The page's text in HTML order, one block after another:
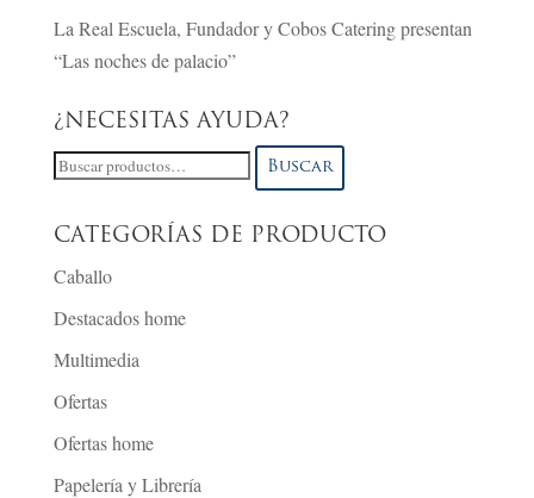
La Real Escuela, Fundador y Cobos Catering presentan
“Las noches de palacio”
¿NECESITAS AYUDA?
Buscar
Buscar
CATEGORÍAS DE PRODUCTO
Caballo
Destacados home
Multimedia
Ofertas
Ofertas home
Papelería y Librería